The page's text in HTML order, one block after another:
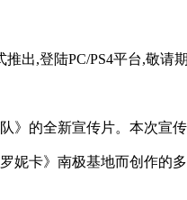
出,登陆PC/PS4平台,敬请期
》的全新宣传片。本次宣
妮卡》南极基地而创作的